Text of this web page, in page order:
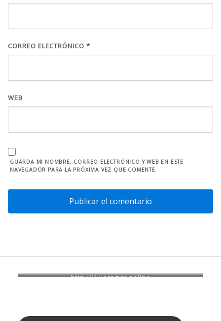
CORREO ELECTRÓNICO *
WEB
GUARDA MI NOMBRE, CORREO ELECTRÓNICO Y WEB EN ESTE
NAVEGADOR PARA LA PRÓXIMA VEZ QUE COMENTE.
http://Miyogamat.online